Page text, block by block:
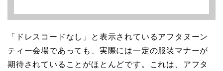
「ドレスコードなし」と表示されているアフタヌーン
ティー会場であっても、実際には一定の服装マナーが
期待されていることがほとんどです。これは、アフタ